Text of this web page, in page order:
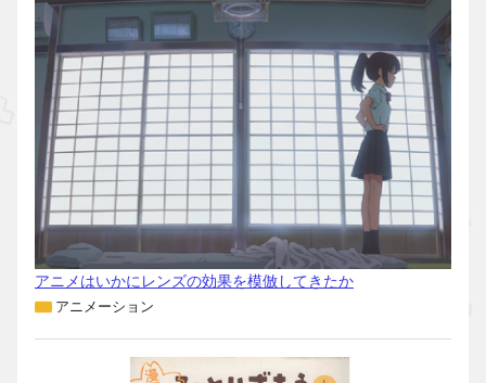
アニメはいかにレンズの効果を模倣してきたか
アニメーション